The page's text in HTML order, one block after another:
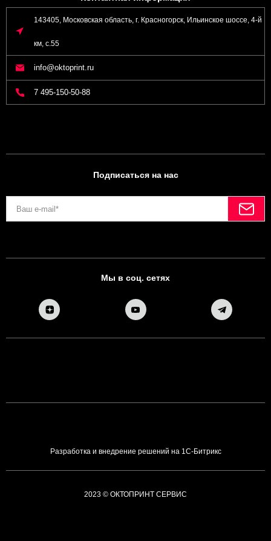
143405, Московская область, г. Красногорск, Ильинское шоссе, 4-й
км, с.55
info@oktoprint.ru
7 495-150-50-88
Подписаться на нас
Мы в соц. сетях
Разработка и внедрение решений на 1С-Битрикс
2023 © ОКТОПРИНТ СЕРВИС